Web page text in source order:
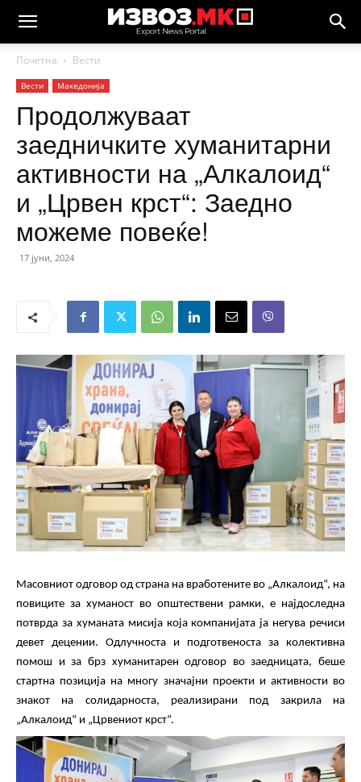
Почетна Вести
Вести Македонија
Продолжуваат
заедничките хуманитарни
активности на „Алкалоид“
и „Црвен крст“: Заедно
можеме повеќе!
17 јуни, 2024
Масовниот одговор од страна на вработените во „Алкалоид“, на
повиците за хуманост во општествени рамки, е најдоследна
потврда за хуманата мисија која компанијата ја негува речиси
девет децении. Одлучноста и подготвеноста за колективна
помош и за брз хуманитарен одговор во заедницата, беше
стартна позиција на многу значајни проекти и активности во
знакот на солидарноста, реализирани под закрила на
„Алкалоид“ и „Црвениот крст“.